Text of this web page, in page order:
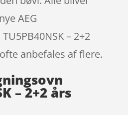
AEG
– 2+2
anbefales af flere.
– 2+2 års